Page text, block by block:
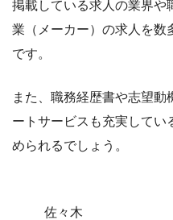
掲載している求人の業界や
業（メーカー）の求人を数
です。
また、職務経歴書や志望
ートサービスも充実してい
められるでしょう。
佐々木